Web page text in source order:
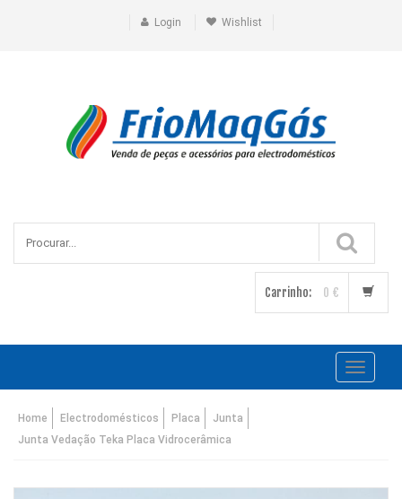
Login Wishlist
Carrinho: 0 €
Toggle
Home Electrodomésticos Placa
Junta
Junta Vedação Teka Placa Vidrocerâmica